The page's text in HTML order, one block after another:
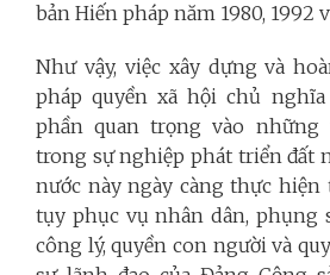
bản Hiến pháp năm 1980, 1992
Như vậy, việc xây dựng và
pháp quyền xã hội chủ
phần quan trọng vào
trong sự nghiệp phát triển đất
nước này ngày càng thực
tụy phục vụ nhân dân, phụng
công lý, quyền con người và